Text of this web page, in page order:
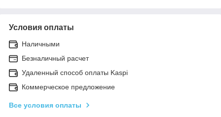
Условия оплаты
Наличными
Безналичный расчет
Удаленный способ оплаты Kaspi
Коммерческое предложение
Все условия оплаты